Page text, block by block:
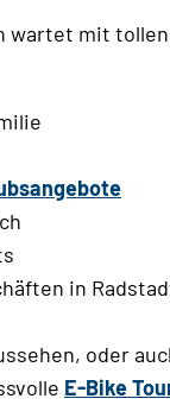
wartet mit
in
oder
E-Bike